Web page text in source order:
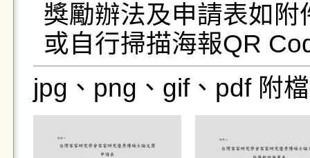
獎勵辦法及申請表如附
或自行掃描海報QR
jpg、png、gif、pdf 附